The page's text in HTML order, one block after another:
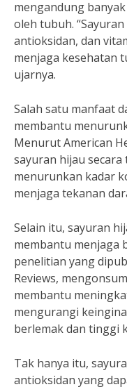
mengandung
oleh tubuh.
antioksidan, dan
menjaga kesehatan
ujarnya.
Salah satu manfaat
membantu
Menurut American
sayuran hijau
menurunkan kadar
menjaga tekanan
Selain itu, sayuran
membantu menjaga
penelitian yang
Reviews,
membantu
mengurangi
berlemak dan tinggi
Tak hanya itu,
antioksidan yang